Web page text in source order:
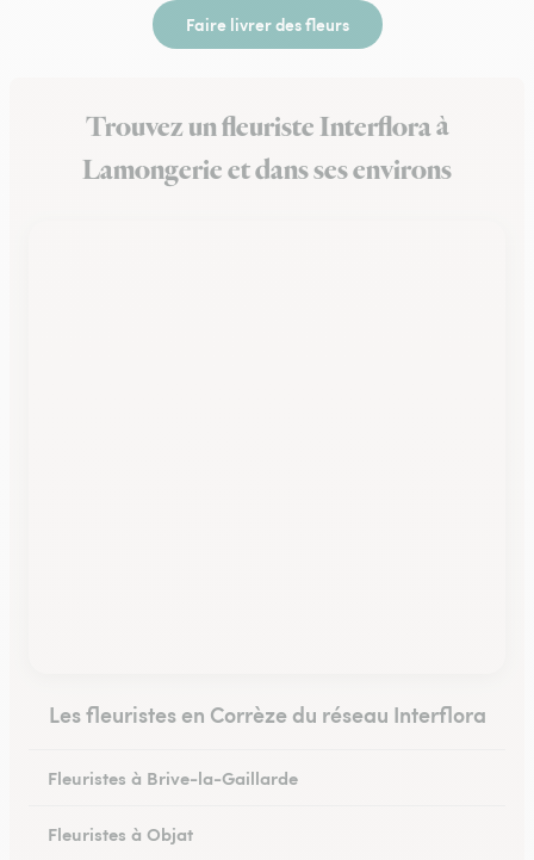
Faire livrer des fleurs
Trouvez un fleuriste Interflora à
Lamongerie et dans ses environs
Les fleuristes en Corrèze du réseau Interflora
Fleuristes à Brive-la-Gaillarde
Fleuristes à Objat